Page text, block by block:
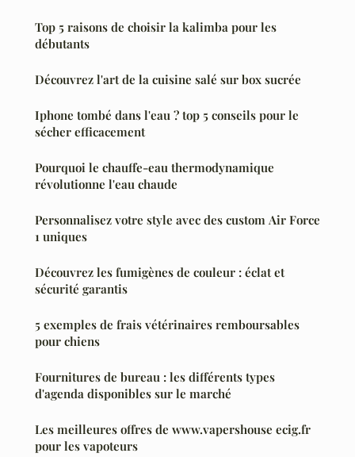
Top 5 raisons de choisir la kalimba pour les
débutants
Découvrez l'art de la cuisine salé sur box sucrée
Iphone tombé dans l'eau ? top 5 conseils pour le
sécher efficacement
Pourquoi le chauffe-eau thermodynamique
révolutionne l'eau chaude
Personnalisez votre style avec des custom Air Force
1 uniques
Découvrez les fumigènes de couleur : éclat et
sécurité garantis
5 exemples de frais vétérinaires remboursables
pour chiens
Fournitures de bureau : les différents types
d'agenda disponibles sur le marché
Les meilleures offres de www.vapershouse ecig.fr
pour les vapoteurs